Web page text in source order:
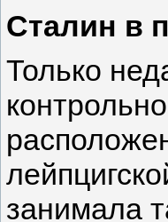
Сталин в
Только
занимала